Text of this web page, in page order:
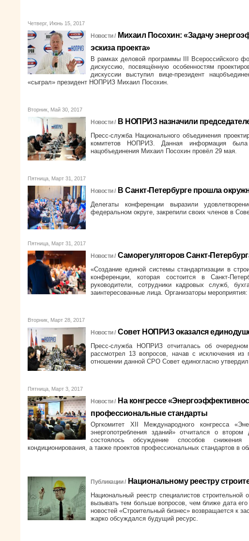
Четверг, Июнь 15, 2017
Новости / Михаил Посохин: «Задачу
эскиза проекта»
В рамках деловой программы III Всероссийского
дискуссию, посвящённую особенностям
дискуссии выступил вице-президент
«сыграл» президент НОПРИЗ Михаил Посохин.
Вторник, Май 30, 2017
Новости / В НОПРИЗ назначили
Пресс-служба Национального объединения
комитетов НОПРИЗ. Данная информация была
нацобъединения Михаил Посохин провёл 29 мая.
Пятница, Март 31, 2017
Новости / В Санкт-Петербурге прошла
Делегаты конференции выразили
федеральном округе, закрепили своих членов в
Пятница, Март 31, 2017
Новости / Саморегуляторов Санкт-
«Создание единой системы стандартизации в
конференции, которая состоится в Санкт-
руководители, сотрудники кадровых служб,
заинтересованные лица. Организаторы
Вторник, Март 28, 2017
Новости / Совет НОПРИЗ оказался
Пресс-служба НОПРИЗ отчиталась об
рассмотрел 13 вопросов, начав с исключения из
отношении данной СРО Совет единогласно
Пятница, Март 3, 2017
Новости / На конгрессе
профессиональные стандарты
Оргкомитет XII Международного конгресса
энергопотребления зданий» отчитался о
состоялось обсуждение способов снижения
кондиционирования, а также проектов профессиональных стандартов в
Публикации / Национальному реестру
Национальный реестр специалистов
вызывать тем больше вопросов, чем ближе дата
новостей «Строительный бизнес» возвращается к
жарко обсуждался будущий ресурс.